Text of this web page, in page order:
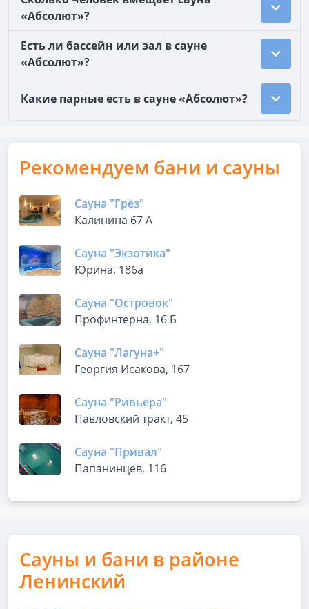
«Абсолют»?
Есть ли бассейн или зал в сауне
«Абсолют»?
Какие парные есть в сауне «Абсолют»?
Рекомендуем бани и сауны
Сауна "Грёз"
Калинина 67 А
Сауна "Экзотика"
Юрина, 186а
Сауна "Островок"
Профинтерна, 16 Б
Сауна "Лагуна+"
Георгия Исакова, 167
Сауна "Ривьера"
Павловский тракт, 45
Сауна "Привал"
Папанинцев, 116
Сауны и бани в районе
Ленинский